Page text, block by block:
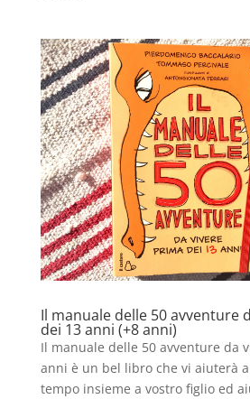
Il manuale delle 50 avventure
dei 13 anni (+8 anni)
Il manuale delle 50 avventure da
anni è un bel libro che vi aiuterà
tempo insieme a vostro figlio ed